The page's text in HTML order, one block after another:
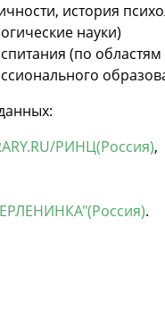
история
науки)
(по
РИНЦ(Россия),
.